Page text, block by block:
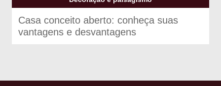
Casa conceito aberto: conheça suas
vantagens e desvantagens